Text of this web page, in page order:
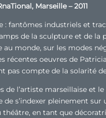
Marseille – 2011
: fantômes industriels et
de la sculpture et de
monde, sur les modes
récentes oeuvres de
pas compte de la solarité
de l’artiste marseillaise et
s’indexer pleinement
en tant que